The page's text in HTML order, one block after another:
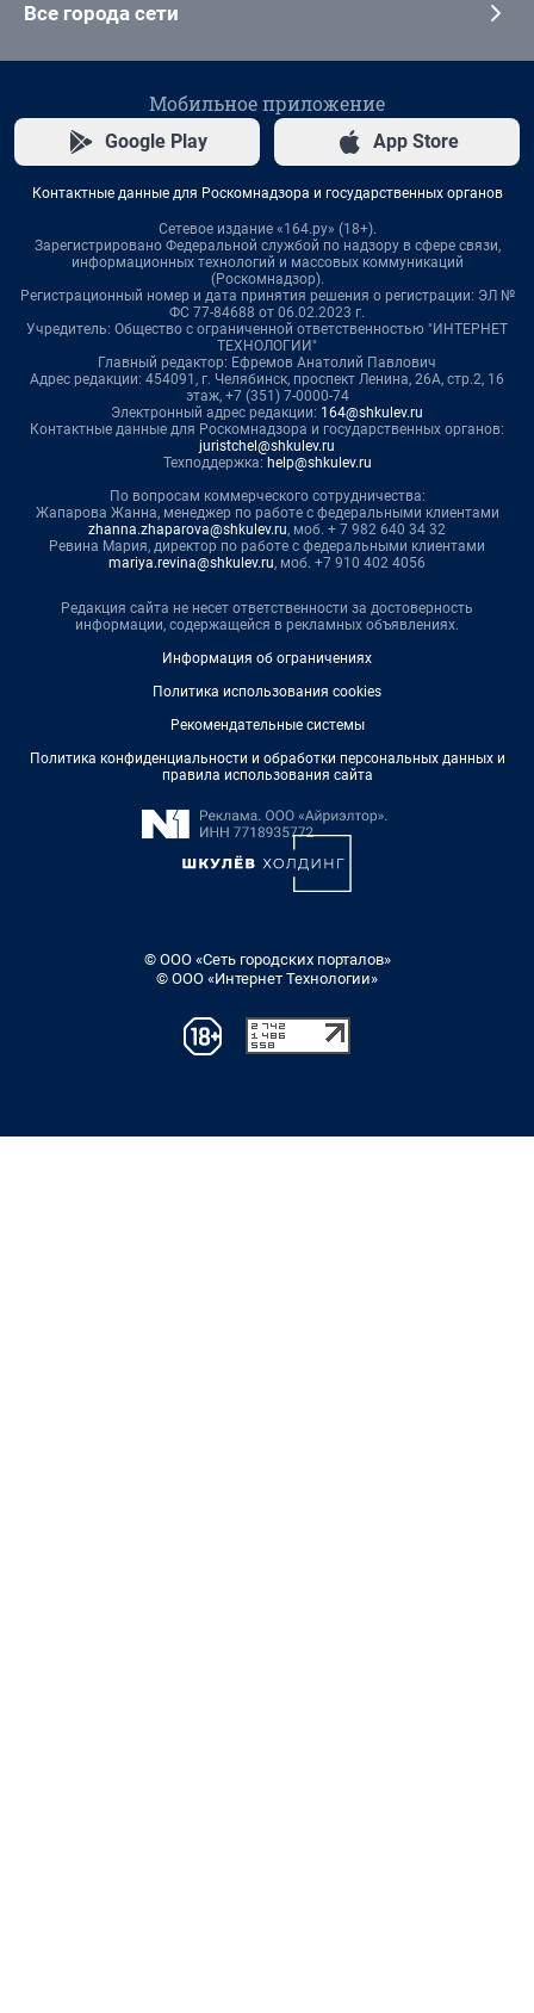
Все города сети
Мобильное приложение
Google Play App Store
Контактные данные для Роскомнадзора и государственных органов
Сетевое издание «164.ру» (18+).
Зарегистрировано Федеральной службой по надзору в сфере связи,
информационных технологий и массовых коммуникаций
(Роскомнадзор).
Регистрационный номер и дата принятия решения о регистрации: ЭЛ №
ФС 77-84688 от 06.02.2023 г.
Учредитель: Общество с ограниченной ответственностью "ИНТЕРНЕТ
ТЕХНОЛОГИИ"
Главный редактор: Ефремов Анатолий Павлович
Адрес редакции: 454091, г. Челябинск, проспект Ленина, 26А, стр.2, 16
этаж, +7 (351) 7-0000-74
Электронный адрес редакции: 164@shkulev.ru
Контактные данные для Роскомнадзора и государственных органов:
juristchel@shkulev.ru
Техподдержка: help@shkulev.ru
По вопросам коммерческого сотрудничества:
Жапарова Жанна, менеджер по работе с федеральными клиентами
zhanna.zhaparova@shkulev.ru, моб. + 7 982 640 34 32
Ревина Мария, директор по работе с федеральными клиентами
mariya.revina@shkulev.ru, моб. +7 910 402 4056
Редакция сайта не несет ответственности за достоверность
информации, содержащейся в рекламных объявлениях.
Информация об ограничениях
Политика использования cookies
Рекомендательные системы
Политика конфиденциальности и обработки персональных данных и
правила использования сайта
© ООО «Сеть городских порталов»
© ООО «Интернет Технологии»